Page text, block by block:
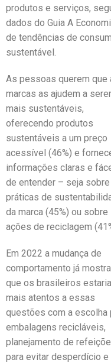
produtos e serviços,
dados do Guia A
de tendências de
sustentável.
As pessoas querem que
marcas as ajudem a
mais sustentáveis,
oferecendo produtos
sustentáveis a um preço
acessível (46%) e
informações claras e
de entender – seja
práticas de
da marca (45%) ou sobre
ações de reciclagem
Em 2022 a mudança de
comportamento já
que os brasileiros
mais atentos a essas
questões com a escolha
embalagens recicláveis,
planejamento de
para evitar desperdício e